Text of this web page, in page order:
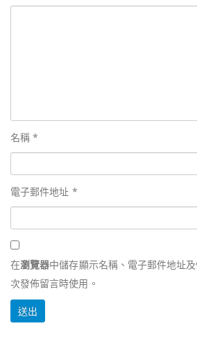
名稱*
電子郵件地址 *
在瀏覽器中儲存顯示名稱、電子郵件地址
次發佈留言時使用。